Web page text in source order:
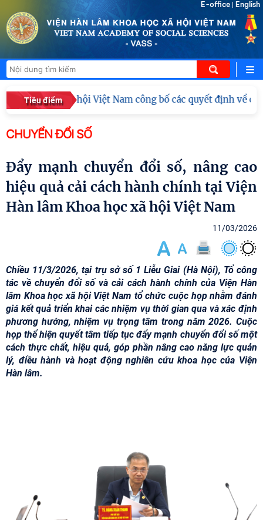
E-office English
Tiêu điểm
Khoa học xã hội Việt Nam công bố các quyết định về công
CHUYỂN ĐỔI SỐ
Đẩy mạnh chuyển đổi số, nâng cao
hiệu quả cải cách hành chính tại Viện
Hàn lâm Khoa học xã hội Việt Nam
11/03/2026
Chiều 11/3/2026, tại trụ sở số 1 Liễu Giai (Hà Nội), Tổ công
tác về chuyển đổi số và cải cách hành chính của Viện Hàn
lâm Khoa học xã hội Việt Nam tổ chức cuộc họp nhằm đánh
giá kết quả triển khai các nhiệm vụ thời gian qua và xác định
phương hướng, nhiệm vụ trọng tâm trong năm 2026. Cuộc
họp thể hiện quyết tâm tiếp tục đẩy mạnh chuyển đổi số một
cách thực chất, hiệu quả, góp phần nâng cao năng lực quản
lý, điều hành và hoạt động nghiên cứu khoa học của Viện
Hàn lâm.